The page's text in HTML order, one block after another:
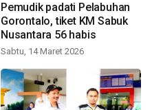
Pemudik padati Pelabuhan
Gorontalo, tiket KM Sabuk
Nusantara 56 habis
Sabtu, 14 Maret 2026